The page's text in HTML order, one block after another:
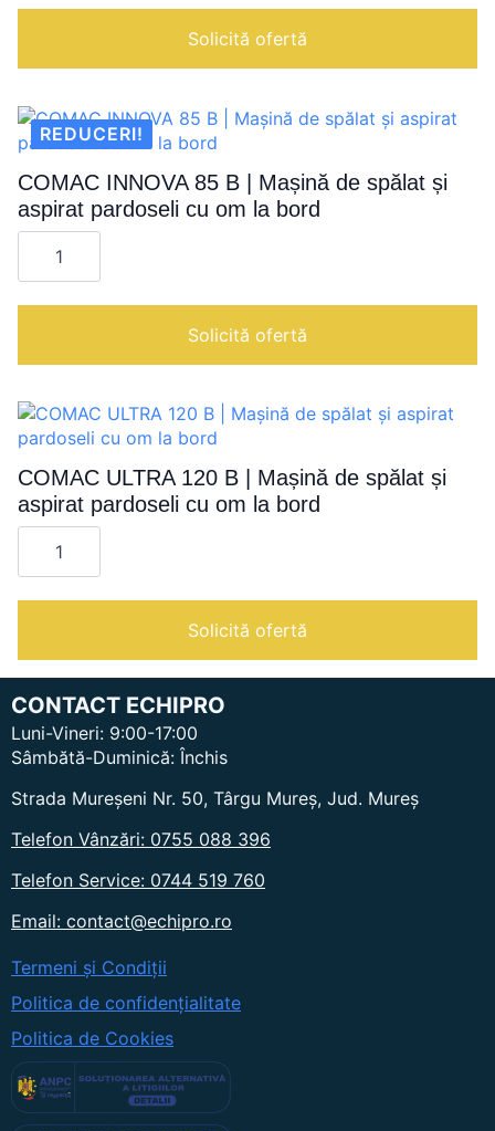
GS
de
și
aspirat
pardoseli
cu
om
la
bord
Solicită ofertă
REDUCERI!
COMAC INNOVA 85 B | Mașină de spălat și
aspirat pardoseli cu om la bord
Cantitate
COMAC
B
de
și
aspirat
pardoseli
cu
om
la
bord
Solicită ofertă
COMAC ULTRA 120 B | Mașină de spălat și
aspirat pardoseli cu om la bord
Cantitate
COMAC
ULTRA
B
de
spălat
și
aspirat
pardoseli
cu
om
bord
Solicită ofertă
CONTACT ECHIPRO
Luni-Vineri: 9:00-17:00
Sâmbătă-Duminică: Închis
Strada Mureșeni Nr. 50, Târgu Mureș, Jud. Mureș
Telefon Vânzări: 0755 088 396
Telefon Service: 0744 519 760
Email: contact@echipro.ro
Termeni și Condiții
Politica de confidențialitate
Politica de Cookies